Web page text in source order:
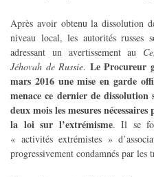
Après avoir obtenu la dissolution
niveau local, les autorités russes
adressant un avertissement au
Jéhovah de Russie. Le Procureur
mars 2016 une mise en garde
menace ce dernier de
deux mois les mesures
la loi sur l’extrémisme. Il se
« activités extrémistes »
progressivement condamnés par les